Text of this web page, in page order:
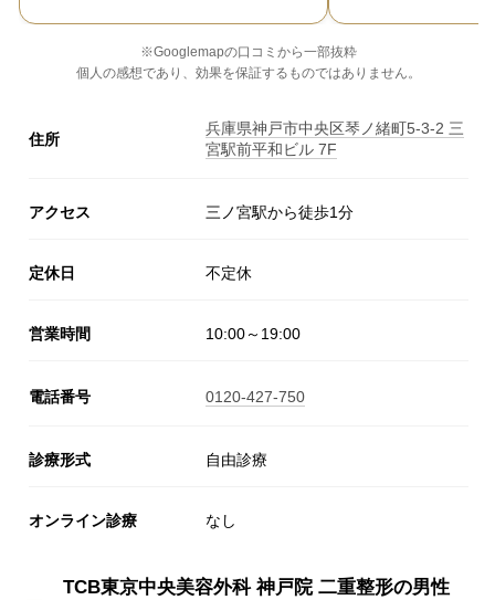
※Googlemapの口コミから一部抜粋
個人の感想であり、効果を保証するものではありません。
住所
兵庫県神戸市中央区琴ノ緒町5-3-2 三
宮駅前平和ビル 7F
アクセス 三ノ宮駅から徒歩1分
定休日 不定休
営業時間 10:00～19:00
電話番号 0120-427-750
診療形式 自由診療
オンライン診療 なし
TCB東京中央美容外科 神戸院 二重整形の男性